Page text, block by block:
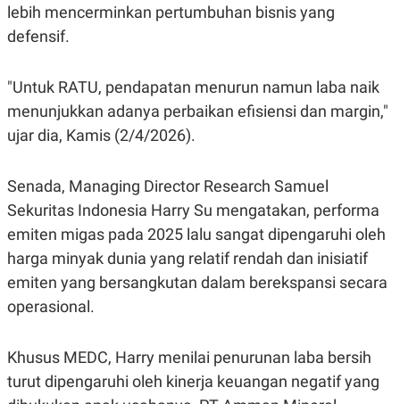
C
A
D
E
E
A
S
I
L
A
G
N
N
C
E
T
K
I
R
A
M
I
E
P
A
P
V
E
lebih mencerminkan pertumbuhan bisnis yang
defensif.
"Untuk RATU, pendapatan menurun namun laba naik
menunjukkan adanya perbaikan efisiensi dan margin,"
ujar dia, Kamis (2/4/2026).
Senada, Managing Director Research Samuel
Sekuritas Indonesia Harry Su mengatakan, performa
emiten migas pada 2025 lalu sangat dipengaruhi oleh
harga minyak dunia yang relatif rendah dan inisiatif
emiten yang bersangkutan dalam berekspansi secara
operasional.
Khusus MEDC, Harry menilai penurunan laba bersih
turut dipengaruhi oleh kinerja keuangan negatif yang